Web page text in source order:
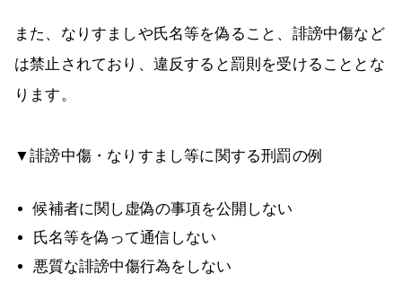
また、なりすましや氏名等を偽ること、誹謗中傷など
は禁止されており、違反すると罰則を受けることとな
ります。
▼誹謗中傷・なりすまし等に関する刑罰の例
候補者に関し虚偽の事項を公開しない
氏名等を偽って通信しない
悪質な誹謗中傷行為をしない